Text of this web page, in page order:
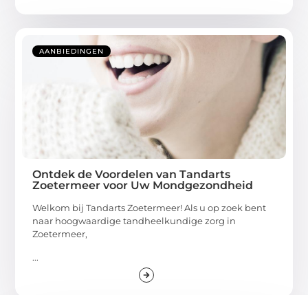
AANBIEDINGEN
Ontdek de Voordelen van Tandarts
Zoetermeer voor Uw Mondgezondheid
Welkom bij Tandarts Zoetermeer! Als u op zoek bent
naar hoogwaardige tandheelkundige zorg in
Zoetermeer,
...